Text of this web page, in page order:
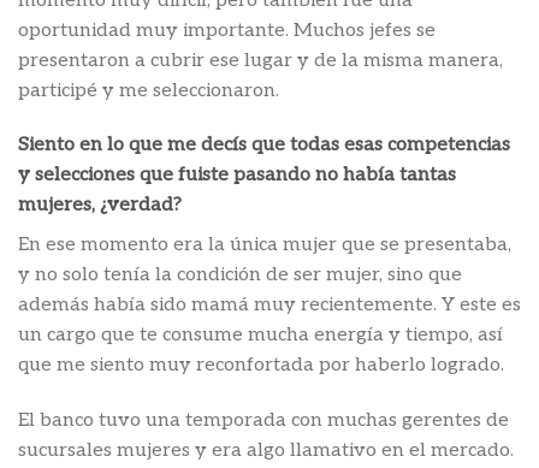
oportunidad muy importante. Muchos jefes se
presentaron a cubrir ese lugar y de la misma manera,
participé y me seleccionaron.
Siento en lo que me decís que todas esas competencias
y selecciones que fuiste pasando no había tantas
mujeres, ¿verdad?
En ese momento era la única mujer que se presentaba,
y no solo tenía la condición de ser mujer, sino que
además había sido mamá muy recientemente. Y este es
un cargo que te consume mucha energía y tiempo, así
que me siento muy reconfortada por haberlo logrado.
El banco tuvo una temporada con muchas gerentes de
sucursales mujeres y era algo llamativo en el mercado.